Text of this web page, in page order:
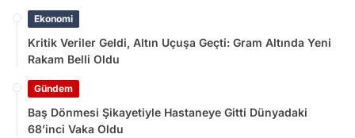
Ekonomi
Kritik Veriler Geldi, Altın Uçuşa Geçti: Gram Altında Yeni
Rakam Belli Oldu
Gündem
Baş Dönmesi Şikayetiyle Hastaneye Gitti Dünyadaki
68’inci Vaka Oldu